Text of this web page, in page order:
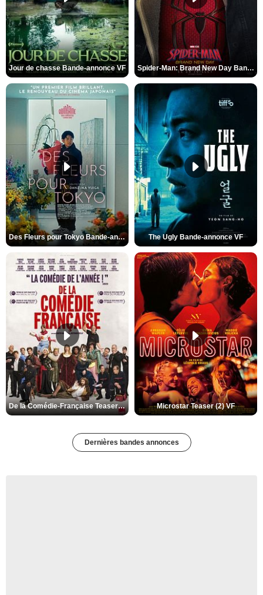
Jour de chasse Bande-annonce VF Spider-Man: Brand New Day Bande-annonce (3) VO STFR
Des Fleurs pour Tokyo Bande-annonce VO STFR The Ugly Bande-annonce VF
De la Comédie-Française Teaser (3) VF Microstar Teaser (2) VF
Dernières bandes annonces